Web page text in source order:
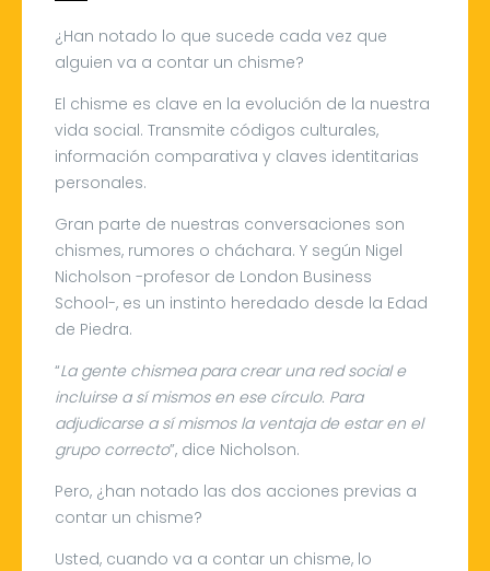
¿Han notado lo que sucede cada vez que
alguien va a contar un chisme?
El chisme es clave en la evolución de la nuestra
vida social. Transmite códigos culturales,
información comparativa y claves identitarias
personales.
Gran parte de nuestras conversaciones son
chismes, rumores o cháchara. Y según Nigel
Nicholson -profesor de London Business
School-, es un instinto heredado desde la Edad
de Piedra.
“La gente chismea para crear una red social e
incluirse a sí mismos en ese círculo. Para
adjudicarse a sí mismos la ventaja de estar en el
grupo correcto”, dice Nicholson.
Pero, ¿ han notado las dos acciones previas a
contar un chisme?
Usted, cuando va a contar un chisme, lo